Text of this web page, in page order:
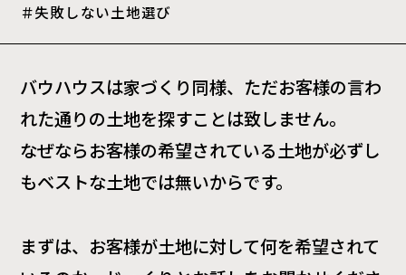
失敗しない土地選び
バウハウスは家づくり同様、ただお客様の言わ
れた通りの土地を探すことは致しません。
なぜならお客様の希望されている土地が必ずし
もベストな土地では無いからです。
まずは、お客様が土地に対して何を希望されて